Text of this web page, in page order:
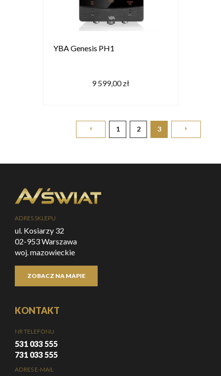
YBA Genesis PH1
9 599,00 zł
1 2 3
ADRES SKLEPU
ul. Kosiarzy 32
02-953 Warszawa
woj. mazowieckie
ZOBACZ NA MAPIE
KONTAKT
NR TELEFONU
531 033 555
731 033 555
ADRES E-MAIL